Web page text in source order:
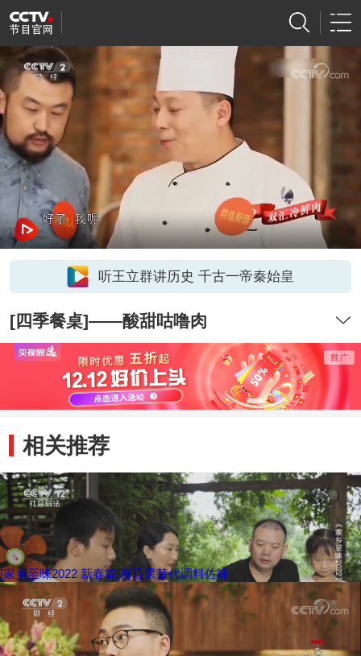
听王立群讲历史 千古一帝秦始皇
[四季餐桌]——酸甜咕噜肉
相关推荐
[家乡至味2022 新春篇]百香果替代调料佐味